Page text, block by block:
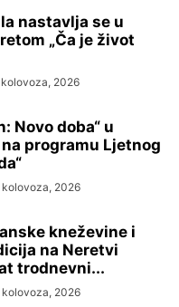
nastavlja se u
„Ča je život
2026
Novo doba“ u
programu Ljetnog
2026
kneževine i
na Neretvi
trodnevni...
2026